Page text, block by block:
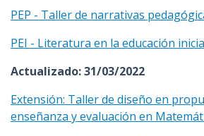
PEP - Taller de narrativas
PEI - Literatura en la educación
Actualizado: 31/03/2022
Extensión: Taller de diseño en
enseñanza y evaluación en